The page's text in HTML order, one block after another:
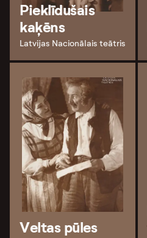
Pieklīdušais
kaķēns
Latvijas Nacionālais teātris
Veltas pūles